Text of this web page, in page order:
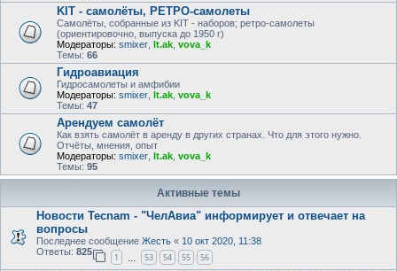
KIT - самолёты, РЕТРО-самолеты
Самолёты, собранные из KIT - наборов; ретро-самолеты
(ориентировочно, выпуска до 1950 г)
Модераторы: smixer lt.ak vova_k
Темы: 66
Гидроавиация
Гидросамолеты и амфибии
Модераторы: smixer lt.ak vova_k
Темы: 47
Арендуем самолёт
Как взять самолёт в аренду в других странах. Что для этого нужно.
Отчёты, мнения, опыт
Модераторы: smixer lt.ak vova_k
Темы: 95
Активные темы
Новости Tecnam - "ЧелАвиа" информирует и отвечает на
вопросы
Последнее сообщение Жесть « 10 окт 2020, 11:38
Ответы: 825
1 53 54 55 56